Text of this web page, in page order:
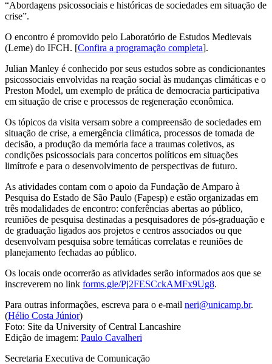
“Abordagens psicossociais e históricas de sociedades em situação de
crise”.
O encontro é promovido pelo Laboratório de Estudos Medievais
(Leme) do IFCH. [Confira a programação completa].
Julian Manley é conhecido por seus estudos sobre as condicionantes
psicossociais envolvidas na reação social às mudanças climáticas e o
Preston Model, um exemplo de prática de democracia participativa
em situação de crise e processos de regeneração econômica.
Os tópicos da visita versam sobre a compreensão de sociedades em
situação de crise, a emergência climática, processos de tomada de
decisão, a produção da memória face a traumas coletivos, as
condições psicossociais para concertos políticos em situações
limítrofe e para o desenvolvimento de perspectivas de futuro.
As atividades contam com o apoio da Fundação de Amparo à
Pesquisa do Estado de São Paulo (Fapesp) e estão organizadas em
três modalidades de encontro: conferências abertas ao público,
reuniões de pesquisa destinadas a pesquisadores de pós-graduação e
de graduação ligados aos projetos e centros associados ou que
desenvolvam pesquisa sobre temáticas correlatas e reuniões de
planejamento fechadas ao público.
Os locais onde ocorrerão as atividades serão informados aos que se
inscreverem no link forms.gle/Pj2FESCckAMFx9Ug8.
Para outras informações, escreva para o e-mail neri@unicamp.br.
(Hélio Costa Júnior)
Foto: Site da University of Central Lancashire
Edição de imagem: Paulo Cavalheri
Secretaria Executiva de Comunicação